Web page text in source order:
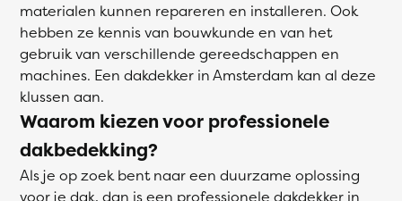
materialen kunnen repareren en installeren. Ook
hebben ze kennis van bouwkunde en van het
gebruik van verschillende gereedschappen en
machines. Een dakdekker in Amsterdam kan al deze
klussen aan.
Waarom kiezen voor professionele
dakbedekking?
Als je op zoek bent naar een duurzame oplossing
voor je dak, dan is een professionele dakdekker in